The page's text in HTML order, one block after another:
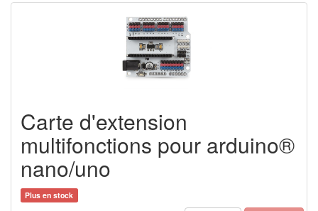
Carte d'extension
multifonctions pour arduino®
nano/uno
Plus en stock